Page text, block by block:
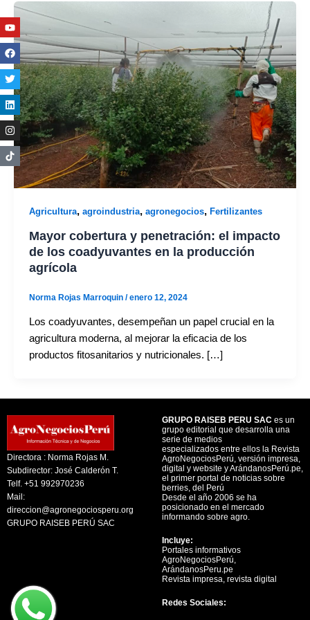
Agricultura, agroindustria, agronegocios, Fertilizantes
Mayor cobertura y penetración: el impacto
de los coadyuvantes en la producción
agrícola
Norma Rojas Marroquin /enero 12, 2024
Los coadyuvantes, desempeñan un papel crucial en la
agricultura moderna, al mejorar la eficacia de los
productos fitosanitarios y nutricionales. […]
Directora : Norma Rojas M.
Subdirector: José Calderón T.
Telf. +51 992970236
Mail:
direccion@agronegociosperu.org
GRUPO RAISEB PERÚ SAC
GRUPO RAISEB PERU SAC es un
grupo editorial que desarrolla una
serie de medios
especializados entre ellos la Revista
AgroNegociosPerú, versión impresa,
digital y website y ArándanosPerú.pe,
el primer portal de noticias sobre
berries, del Perú
Desde el año 2006 se ha
posicionado en el mercado
informando sobre agro.
Incluye:
Portales informativos
AgroNegociosPerú,
ArándanosPeru.pe
Revista impresa, revista digital
Redes Sociales:
Youtube
Facebook
Twitter
Linkedin
Instagram